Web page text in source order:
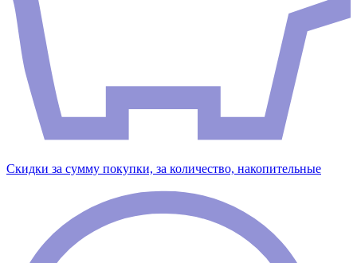
Скидки за сумму покупки, за количество, накопительные